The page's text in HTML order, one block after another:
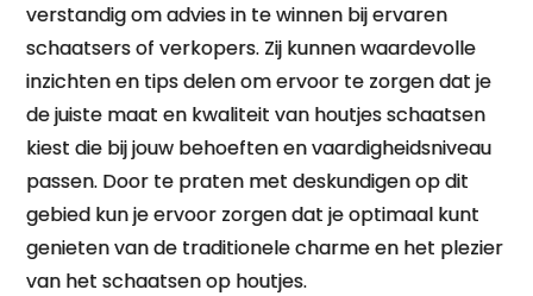
verstandig om advies in te winnen bij ervaren
schaatsers of verkopers. Zij kunnen waardevolle
inzichten en tips delen om ervoor te zorgen dat je
de juiste maat en kwaliteit van houtjes schaatsen
kiest die bij jouw behoeften en vaardigheidsniveau
passen. Door te praten met deskundigen op dit
gebied kun je ervoor zorgen dat je optimaal kunt
genieten van de traditionele charme en het plezier
van het schaatsen op houtjes.